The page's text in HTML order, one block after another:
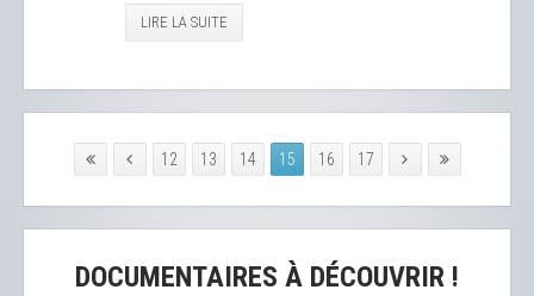
LIRE LA SUITE
12 13 14 15 16 17
DOCUMENTAIRES À DÉCOUVRIR !